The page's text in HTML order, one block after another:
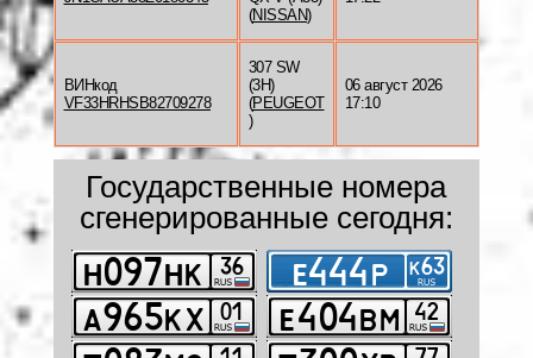
(NISSAN)
ВИНкод
VF33HRHSB82709278
307 SW
(3H)
(PEUGEOT
)
06 август 2026
17:10
Государственные номера
сгенерированные сегодня: